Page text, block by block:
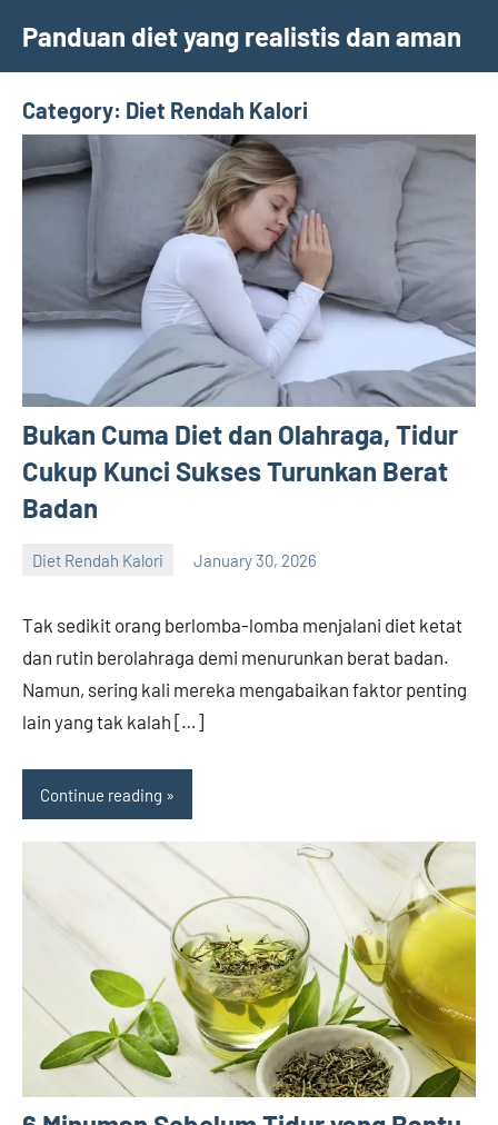
content
Panduan diet yang realistis dan aman
Category: Diet Rendah Kalori
Bukan Cuma Diet dan Olahraga, Tidur
Cukup Kunci Sukses Turunkan Berat
Badan
Diet Rendah Kalori January 30, 2026
Tak sedikit orang berlomba-lomba menjalani diet ketat
dan rutin berolahraga demi menurunkan berat badan.
Namun, sering kali mereka mengabaikan faktor penting
lain yang tak kalah […]
Continue reading